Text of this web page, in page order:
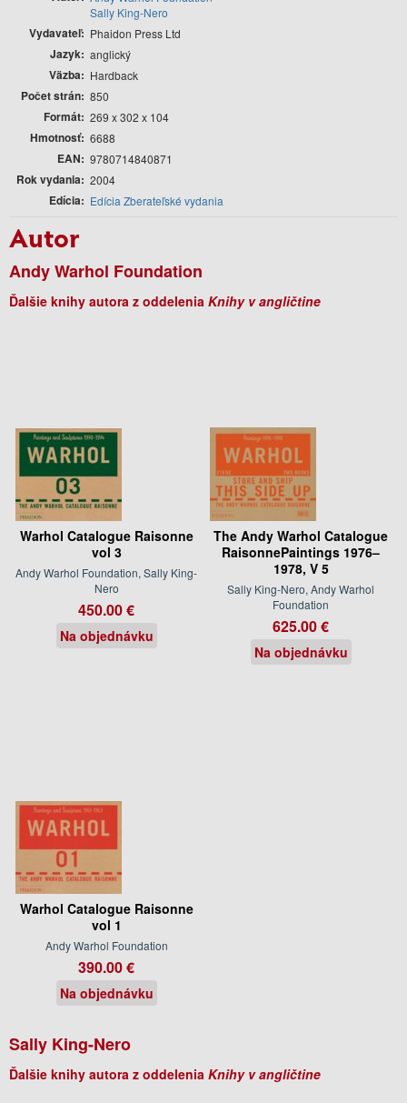
Sally King-Nero
Vydavateľ Phaidon Press Ltd
Jazyk anglický
Väzba Hardback
Počet strán 850
Formát 269 x 302 x 104
Hmotnosť 6688
EAN 9780714840871
Rok vydania 2004
Edícia Edícia Zberateľské vydania
Autor
Andy Warhol Foundation
Ďalšie knihy autora z oddelenia Knihy v angličtine
Warhol Catalogue Raisonne
vol 3
Andy Warhol Foundation, Sally King-
Nero
450.00 €
Na objednávku
The Andy Warhol Catalogue
RaisonnePaintings 1976–
1978, V 5
Sally King-Nero, Andy Warhol
Foundation
625.00 €
Na objednávku
Warhol Catalogue Raisonne
vol 1
Andy Warhol Foundation
390.00 €
Na objednávku
Sally King-Nero
Ďalšie knihy autora z oddelenia Knihy v angličtine